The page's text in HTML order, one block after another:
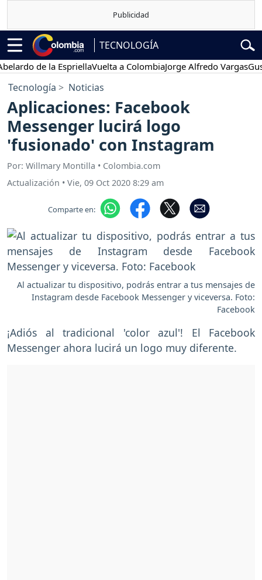
TECNOLOGÍA
de la EspriellaVuelta a ColombiaJorge Alfredo VargasGustavo
Tecnología Noticias
Aplicaciones: Facebook
Messenger lucirá logo
'fusionado' con Instagram
Por: Willmary Montilla • Colombia.com
Actualización • Vie, 09 Oct 2020 8:29 am
Comparte en:
Al actualizar tu dispositivo, podrás entrar a tus mensajes de
Instagram desde Facebook Messenger y viceversa. Foto:
Facebook
¡Adiós al tradicional 'color azul'! El Facebook
Messenger ahora lucirá un logo muy diferente.